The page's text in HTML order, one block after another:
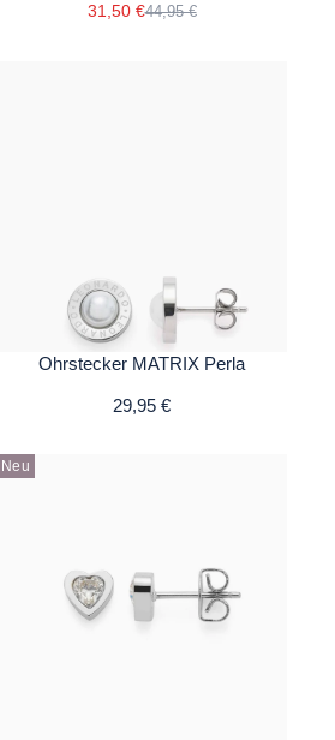
31,50 €44,95 €
Ohrstecker MATRIX Perla
29,95 €
Neu